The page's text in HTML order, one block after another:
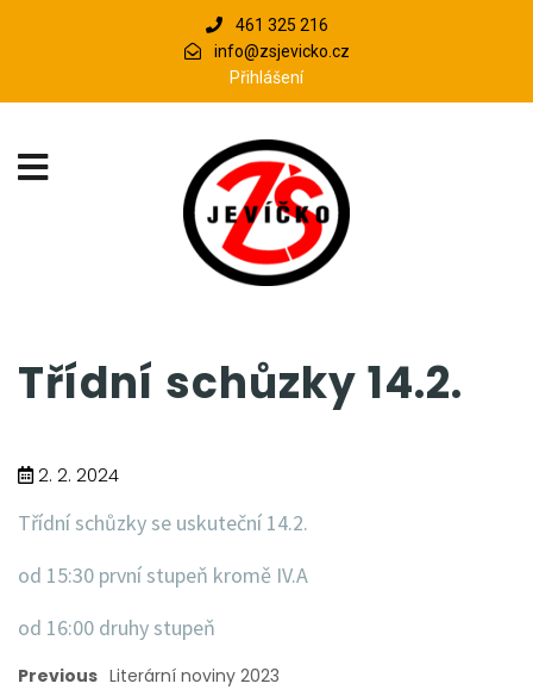
461 325 216
info@zsjevicko.cz
Přihlášení
Třídní schůzky 14.2.
2. 2. 2024
Třídní schůzky se uskuteční 14.2.
od 15:30 první stupeň kromě IV.A
od 16:00 druhy stupeň
Previous Literární noviny 2023